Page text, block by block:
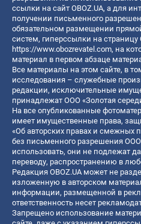
ссылки на сайт OBOZ.UA, а для
получении письменного
обязательном размещении
систем, гиперссылки на страницу
https://www.obozrevatel.com, на
материал в первом абзаце
Все материалы на этом сайте, в
исследования – служебные
редакции, исключительные
принадлежат ООО «Золотая
На все опубликованные
имеет имущественные права,
«Об авторских правах и смежных
без письменного разрешения ООО
использовать, они не подлежат
переводу, распространению в
Редакция OBOZ.UA может не
изложенную в авторском
информации, размещенной в
ответственность несет
Запрещено использование